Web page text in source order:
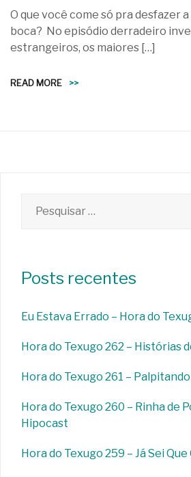
O que você come só pra desfazer a
boca? No episódio derradeiro
estrangeiros, os maiores […]
READ MORE >>
por:
Posts recentes
Eu Estava Errado – Hora do
Hora do Texugo 262 – Histórias
Hora do Texugo 261 –
Hora do Texugo 260 – Rinha de
Hipocast
Hora do Texugo 259 – Já Sei Que